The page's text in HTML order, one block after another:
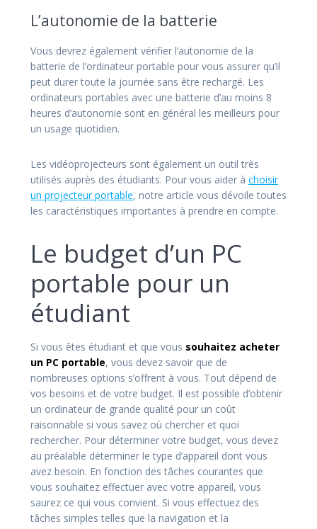
L’autonomie de la batterie
Vous devrez également vérifier l’autonomie de la
batterie de l’ordinateur portable pour vous assurer qu’il
peut durer toute la journée sans être rechargé. Les
ordinateurs portables avec une batterie d’au moins 8
heures d’autonomie sont en général les meilleurs pour
un usage quotidien.
Les vidéoprojecteurs sont également un outil très
utilisés auprès des étudiants. Pour vous aider à choisir
un projecteur portable, notre article vous dévoile toutes
les caractéristiques importantes à prendre en compte.
Le budget d’un PC
portable pour un
étudiant
Si vous êtes étudiant et que vous souhaitez acheter
un PC portable, vous devez savoir que de
nombreuses options s’offrent à vous. Tout dépend de
vos besoins et de votre budget. Il est possible d’obtenir
un ordinateur de grande qualité pour un coût
raisonnable si vous savez où chercher et quoi
rechercher. Pour déterminer votre budget, vous devez
au préalable déterminer le type d’appareil dont vous
avez besoin. En fonction des tâches courantes que
vous souhaitez effectuer avec votre appareil, vous
saurez ce qui vous convient. Si vous effectuez des
tâches simples telles que la navigation et la